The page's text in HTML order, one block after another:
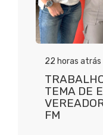
22 horas atrás
TEMA DE
FM